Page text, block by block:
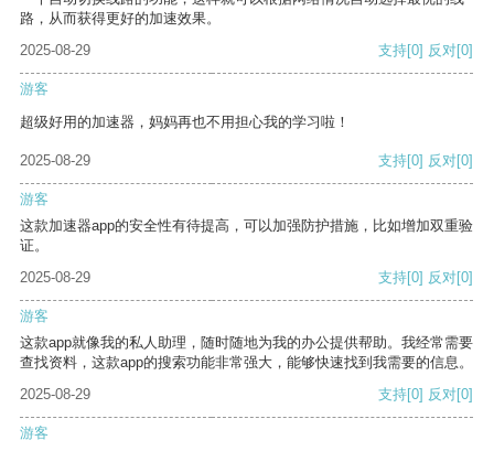
路，从而获得更好的加速效果。
2025-08-29
支持[0] 反对[0]
游客
超级好用的加速器，妈妈再也不用担心我的学习啦！
2025-08-29 支持[0] 反对[0]
游客
这款加速器app的安全性有待提高，可以加强防护措施，比如增加双重验
证。
2025-08-29
支持[0] 反对[0]
游客
这款app就像我的私人助理，随时随地为我的办公提供帮助。我经常需要
查找资料，这款app的搜索功能非常强大，能够快速找到我需要的信息。
2025-08-29
支持[0] 反对[0]
游客